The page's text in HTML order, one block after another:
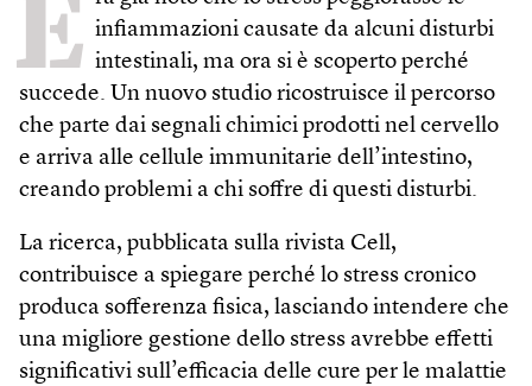
E infiammazioni causate da alcuni disturbi
intestinali, ma ora si è scoperto perché
succede. Un nuovo studio ricostruisce il percorso
che parte dai segnali chimici prodotti nel cervello
e arriva alle cellule immunitarie dell’intestino,
creando problemi a chi soffre di questi disturbi.
La ricerca, pubblicata sulla rivista Cell,
contribuisce a spiegare perché lo stress cronico
produca sofferenza fisica, lasciando intendere che
una migliore gestione dello stress avrebbe effetti
significativi sull’efficacia delle cure per le malattie